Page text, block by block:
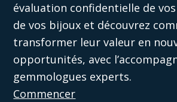
évaluation confidentielle de
de vos bijoux et découvrez
transformer leur valeur en
opportunités, avec
gemmologues experts.
Commencer